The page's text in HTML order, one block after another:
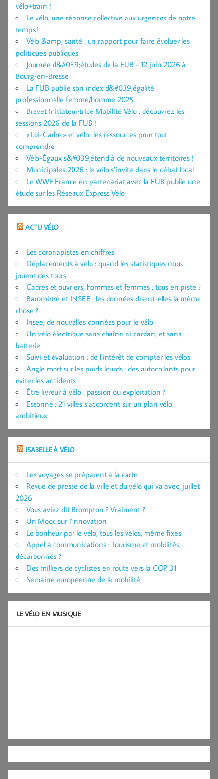
vélo+train !
Le vélo, une réponse collective aux urgences de notre
temps !
Vélo &amp; santé : un rapport pour faire évoluer les
politiques publiques
Journée d&#039;études de la FUB - 12 juin 2026 à
Bourg-en-Bresse
La FUB publie son index d&#039;égalité
professionnelle femme/homme 2025
Brevet Initiateur·trice Mobilité Vélo : découvrez les
sessions 2026 de la FUB !
« Loi-Cadre » et vélo : les ressources pour tout
comprendre
Vélo-Égaux s&#039;étend à de nouveaux territoires !
Municipales 2026 : le vélo s’invite dans le débat local
Le WWF France en partenariat avec la FUB publie une
étude sur les Réseaux Express Vélo
ACTU VÉLO
Les coronapistes en chiffres
Déplacements à vélo : quand les statistiques nous
jouent des tours
Cadres et ouvriers, hommes et femmes : tous en piste ?
Baromètre et INSEE : les données disent-elles la même
chose ?
Insee, de nouvelles données pour le vélo
Un vélo électrique sans chaîne ni cardan, et sans
batterie
Suivi et évaluation : de l’intérêt de compter les vélos
Angle mort sur les poids lourds : des autocollants pour
éviter les accidents
Être livreur à vélo : passion ou exploitation ?
Essonne : 21 villes s’accordent sur un plan vélo
ambitieux
ISABELLE À VÉLO
Les voyages se préparent à la carte
Revue de presse de la ville et du vélo qui va avec, juillet
2026
Vous aviez dit Brompton ? Vraiment ?
Un Mooc sur l’innovation
Le bonheur par le vélo, tous les vélos, même fixes
Appel à communications : Tourisme et mobilités,
décarbonnés ?
Des milliers de cyclistes en route vers la COP 31
Semaine européenne de la mobilité
LE VÉLO EN MUSIQUE